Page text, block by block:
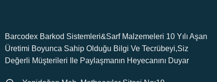
Barcodex Barkod Sistemleri&Sarf Malzemeleri 10 Yılı Aşan
Üretimi Boyunca Sahip Olduğu Bilgi Ve Tecrübeyi,Siz
Değerli Müşterileri Ile Paylaşmanın Heyecanını Duyar